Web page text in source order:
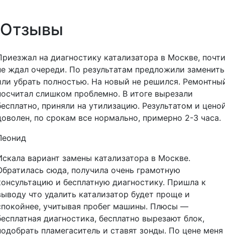
Отзывы
на диагностику катализатора в Москве, почти
ждал очереди. По результатам предложили заменить
убрать полностью. На новый не решился.
слишком проблемно. В итоге вырезали
приняли на утилизацию. Результатом и
по срокам все нормально, примерно 2-3 часа.
вариант замены катализатора в Москве.
сюда, получила очень грамотную
и бесплатную диагностику. Пришла к
что удалить катализатор будет проще и
учитывая пробег машины. Плюсы —
диагностика, бесплатно вырезают блок,
пламегаситель и ставят зонды. По цене меня